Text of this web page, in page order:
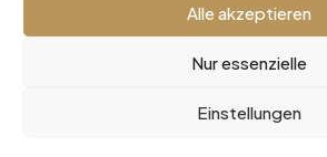
Alle akzeptieren
Nur essenzielle
Einstellungen
2026 © Malaika Loher -Impressum